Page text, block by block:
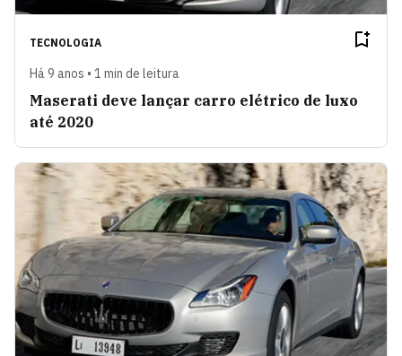
TECNOLOGIA
Há 9 anos • 1 min de leitura
Maserati deve lançar carro elétrico de luxo
até 2020